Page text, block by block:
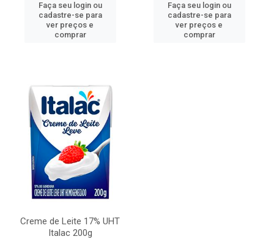
Faça seu login ou
cadastre-se para
ver preços e
comprar
Faça seu login ou
cadastre-se para
ver preços e
comprar
Creme de Leite 17% UHT
Italac 200g